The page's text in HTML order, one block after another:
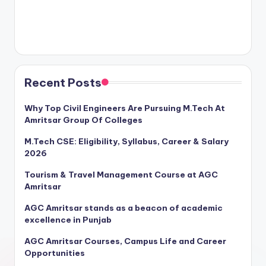
Recent Posts
Why Top Civil Engineers Are Pursuing M.Tech At
Amritsar Group Of Colleges
M.Tech CSE: Eligibility, Syllabus, Career & Salary
2026
Tourism & Travel Management Course at AGC
Amritsar
AGC Amritsar stands as a beacon of academic
excellence in Punjab
AGC Amritsar Courses, Campus Life and Career
Opportunities